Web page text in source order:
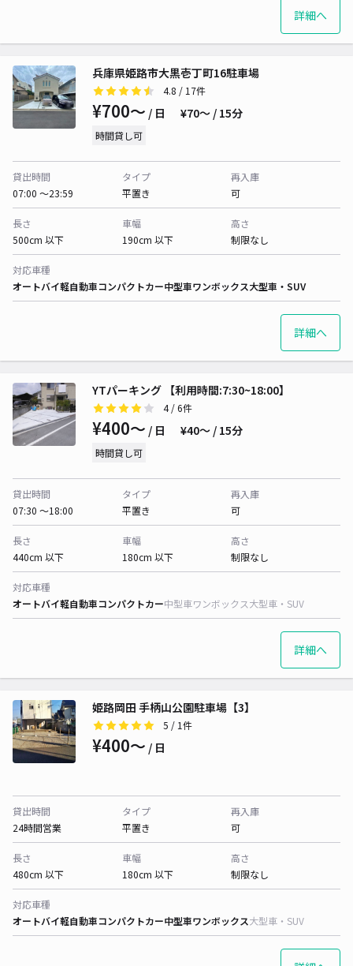
詳細へ
兵庫県姫路市大黒壱丁町16駐車場
4.8 / 17件
¥700〜 / 日 ¥70〜 / 15分
時間貸し可
貸出時間
07:00 〜23:59
タイプ
平置き
再入庫
可
長さ
500cm 以下
車幅
190cm 以下
高さ
制限なし
対応車種
オートバイ軽自動車コンパクトカー中型車ワンボックス大型車・SUV
詳細へ
YTパーキング 【利用時間:7:30~18:00】
4/ 6件
¥400〜 / 日 ¥40〜 / 15分
時間貸し可
貸出時間
07:30 〜18:00
タイプ
平置き
再入庫
可
長さ
440cm 以下
車幅
180cm 以下
高さ
制限なし
対応車種
オートバイ軽自動車コンパクトカー中型車ワンボックス大型車・SUV
詳細へ
姫路岡田 手柄山公園駐車場【3】
5 / 1件
¥400〜 / 日
貸出時間
24時間営業
タイプ
平置き
再入庫
可
長さ
480cm 以下
車幅
180cm 以下
高さ
制限なし
対応車種
オートバイ軽自動車コンパクトカー中型車ワンボックス大型車・SUV